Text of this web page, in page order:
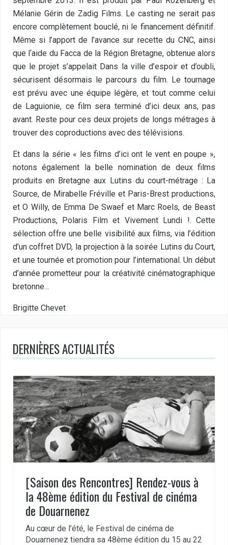
Mélanie Gérin de Zadig Films. Le casting ne serait pas
encore complètement bouclé, ni le financement définitif.
Même si l’apport de l’avance sur recette du CNC, ainsi
que l‘aide du Facca de la Région Bretagne, obtenue alors
que le projet s’appelait Dans la ville d’espoir et d’oubli,
sécurisent désormais le parcours du film. Le tournage
est prévu avec une équipe légère, et tout comme celui
de Laguionie, ce film sera terminé d’ici deux ans, pas
avant. Reste pour ces deux projets de longs métrages à
trouver des coproductions avec des télévisions.
Et dans la série « les films d’ici ont le vent en poupe »,
notons également la belle nomination de deux films
produits en Bretagne aux Lutins du court-métrage : La
Source, de Mirabelle Fréville et Paris-Brest productions,
et O Willy, de Emma De Swaef et Marc Roels, de Beast
Productions, Polaris Film et Vivement Lundi !. Cette
sélection offre une belle visibilité aux films, via l’édition
d’un coffret DVD, la projection à la soirée Lutins du Court,
et une tournée et promotion pour l’international. Un début
d’année prometteur pour la créativité cinématographique
bretonne…
Brigitte Chevet
DERNIÈRES ACTUALITÉS
[Saison des Rencontres] Rendez-vous à
la 48ème édition du Festival de cinéma
de Douarnenez
Au cœur de l’été, le Festival de cinéma de
Douarnenez tiendra sa 48ème édition du 15 au 22